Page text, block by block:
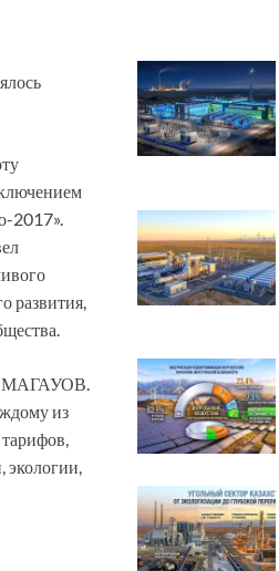
2017».
развития,
МАГАУОВ.
из
экологии,